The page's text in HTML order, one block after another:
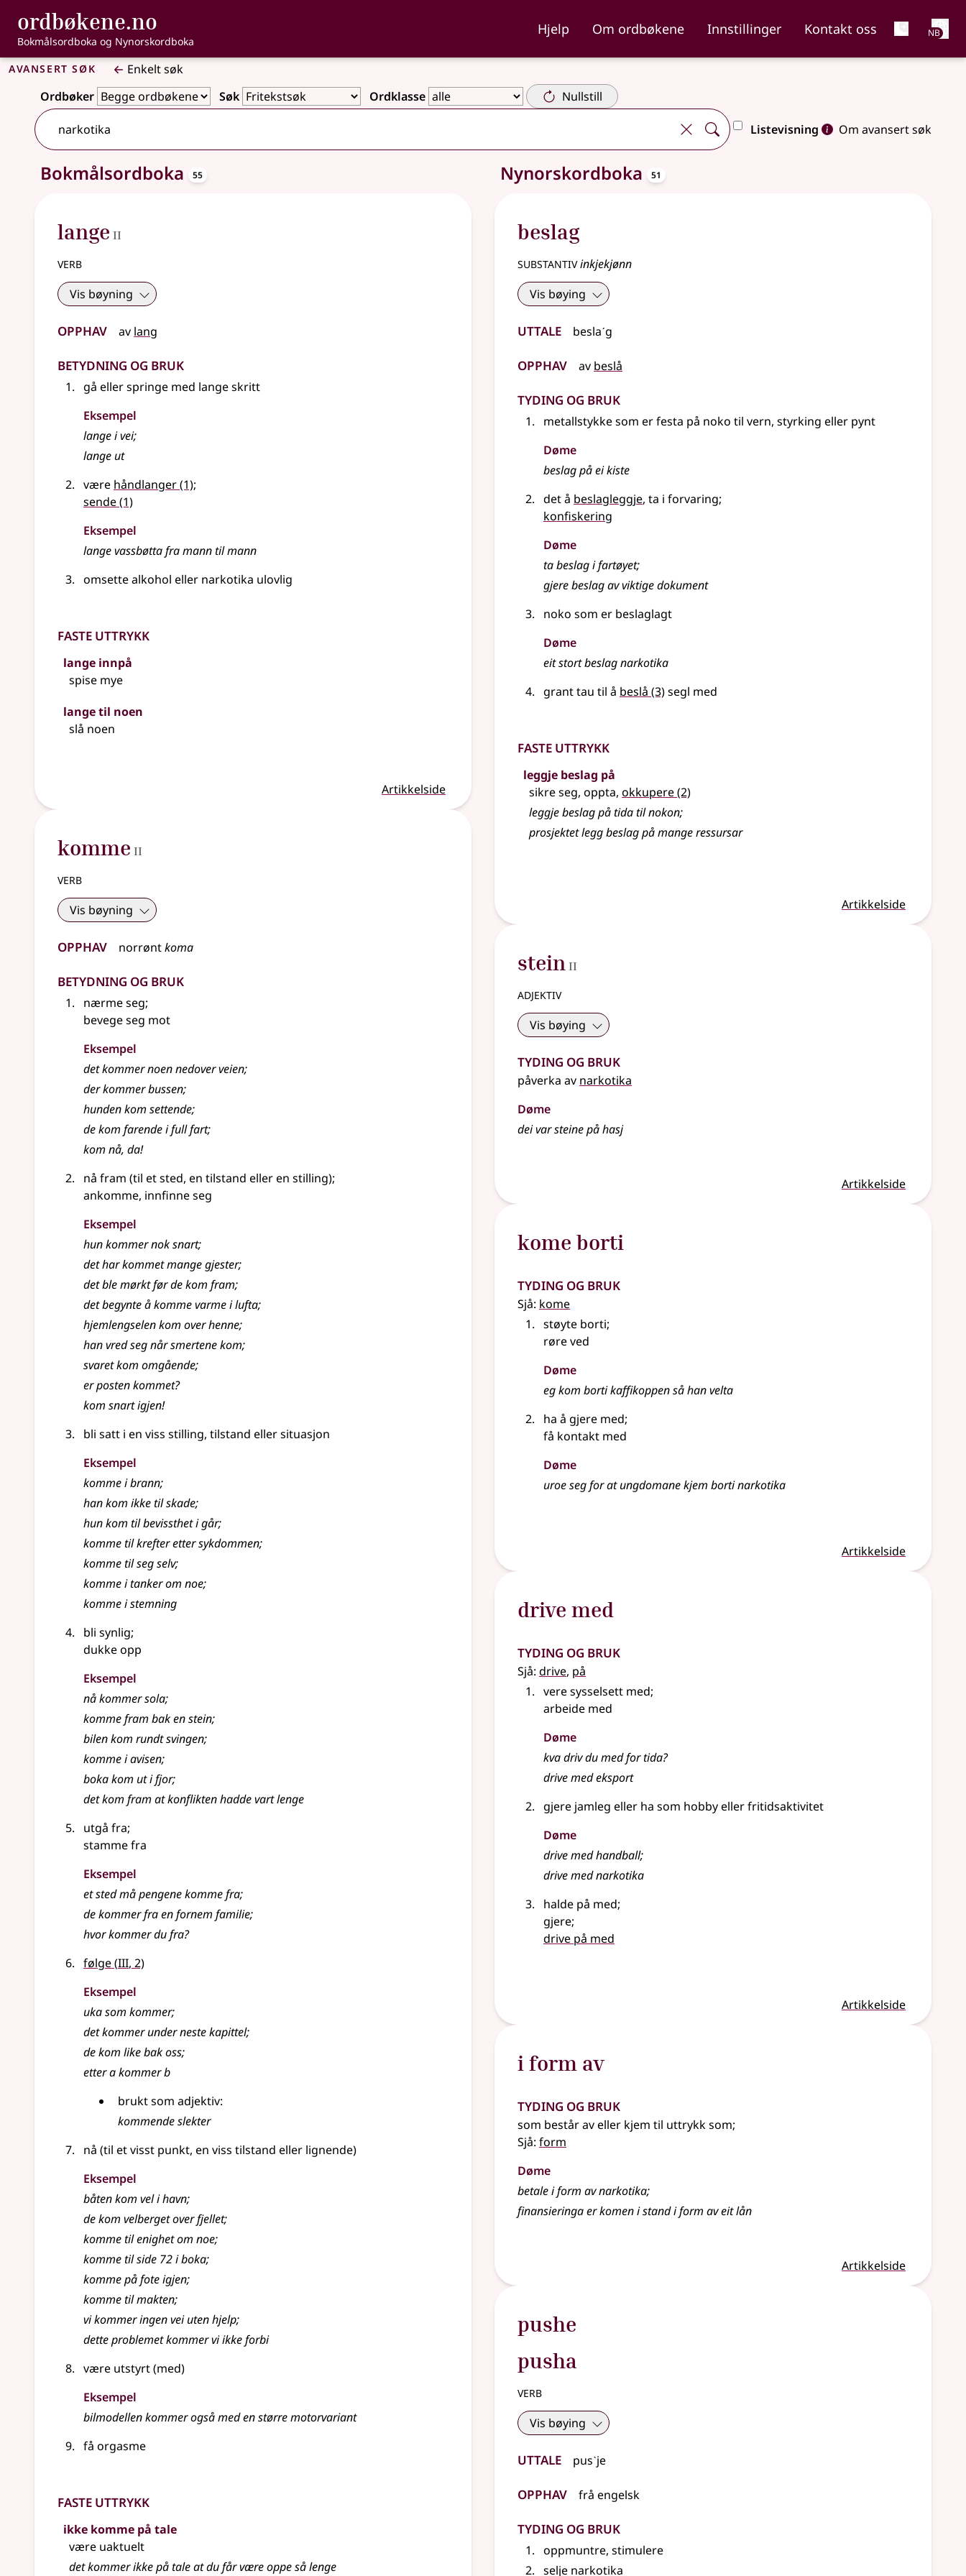
Gå til hovedinnhold
Tilgjengelighet
ordbøkene.no , Bokmålsordboka og Nynorskordboka
Bokmålsordboka og Nynorskordboka
Hjelp Om ordbøkene Innstillinger Kontakt oss NB
Avansert søk
Enkelt søk
Ordbøker
Søk Ordklasse Nullstill
Listevisning
Om avansert søk
Bokmålsordboka 55 oppslagsord
lange II
verb
Vis bøyning
Opphav av lang
Betydning og bruk
gå ellerspringe med lange skritt
Eksempel
langei vei;
lange ut
være håndlanger(1);
sende(1)
Eksempel
langevassbøtta fra mann til mann
omsette alkohol eller narkotika ulovlig
Faste uttrykk
lange innpå
spise mye
lange til noen
slå noen
Artikkelside
komme II
verb
Vis bøyning
Opphav norrøntkoma
Betydning og bruk
nærme seg;
bevege seg mot
Eksempel
detkommernoen nedover veien;
derkommerbussen;
hunden kom settende;
de kom farende i full fart;
kom nå, da!
nå fram (til et sted, en tilstand eller en stilling);
ankomme, innfinne seg
Eksempel
hunkommernok snart;
det har kommet mange gjester;
det ble mørkt før de kom fram;
det begynte åkommevarme i lufta;
hjemlengselen kom over henne;
han vred seg når smertene kom;
svaret kom omgående;
er postenkommet?
kom snart igjen!
bli satt i en viss stilling, tilstand eller situasjon
Eksempel
komme i brann;
han kom ikke til skade;
hun kom til bevissthet i går;
komme til krefter etter sykdommen;
kommetil seg selv;
kommei tanker om noe;
kommei stemning
bli synlig;
dukke opp
Eksempel
nåkommersola;
kommefram bak en stein;
bilen kom rundt svingen;
kommei avisen;
boka kom ut i fjor;
det kom fram at konflikten hadde vart lenge
utgå fra;
stamme fra
Eksempel
et sted må pengenekommefra;
dekommerfra en fornem familie;
hvorkommerdu fra?
følge(3
III, 2)
Eksempel
uka som kommer;
detkommerunder neste kapittel;
de kom like bak oss;
etter a kommer b
brukt som adjektiv:
kommende slekter
nå (til et visst punkt, en viss tilstand eller lignende)
Eksempel
båten kom vel i havn;
de kom velberget over fjellet;
kommetil enighet om noe;
kommetil side 72 i boka;
kommepå fote igjen;
kommetil makten;
vikommeringen vei uten hjelp;
dette problemetkommervi ikke forbi
være utstyrt (med)
Eksempel
bilmodellenkommerogså med en større motorvariant
få orgasme
Faste uttrykk
ikke komme på tale
være uaktuelt
det kommer ikke på tale at du får være oppe så lenge
Nynorskordboka 51 oppslagsord
beslag
substantivinkjekjønn
Vis bøying
Uttale beslaˊg
Opphav av beslå
Tyding og bruk
metallstykke som er festa på noko til vern, styrking eller pynt
Døme
beslag på ei kiste
det å beslagleggje, ta i forvaring;
konfiskering
Døme
ta beslag i fartøyet;
gjere beslag av viktige dokument
noko som er beslaglagt
Døme
eit stort beslag narkotika
grant tau til å beslå (3)segl med
Faste uttrykk
leggje beslag på
sikre seg, oppta, okkupere(2)
leggje beslag på tida til nokon;
prosjektet legg beslag på mange ressursar
Artikkelside
stein II
adjektiv
Vis bøying
Tyding og bruk
påverka av narkotika
Døme
dei var steine på hasj
Artikkelside
kome borti
Tyding og bruk
Sjå: kome
støyte borti;
røre ved
Døme
eg kom borti kaffikoppen så han velta
ha å gjere med;
få kontakt med
Døme
uroe seg for at ungdomane kjem borti narkotika
Artikkelside
drive med
Tyding og bruk
Sjå: drive, på
vere sysselsett med;
arbeide med
Døme
kva driv du med for tida?
drive med eksport
gjere jamleg eller ha som hobby eller fritidsaktivitet
Døme
drive med handball;
drive med narkotika
halde på med;
gjere;
drive på med
Artikkelside
i form av
Tyding og bruk
som består av eller kjem til uttrykk som;
Sjå: form
Døme
betale i form av narkotika;
finansieringa er komen i stand i form av eit lån
Artikkelside
pushe
pusha
verb
Vis bøying
Uttale pusˋje
Opphav frå engelsk
Tyding og bruk
oppmuntre, stimulere
selje narkotika